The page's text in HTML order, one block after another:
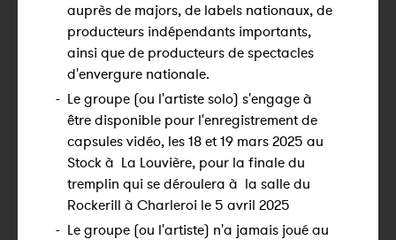
auprès de majors, de labels nationaux, de
producteurs indépendants importants,
ainsi que de producteurs de spectacles
d'envergure nationale.
- Le groupe (ou l'artiste solo) s'engage à
être disponible pour l'enregistrement de
capsules vidéo, les 18 et 19 mars 2025 au
Stock à La Louvière, pour la finale du
tremplin qui se déroulera à la salle du
Rockerill à Charleroi le 5 avril 2025
- Le groupe (ou l'artiste) n'a jamais joué au